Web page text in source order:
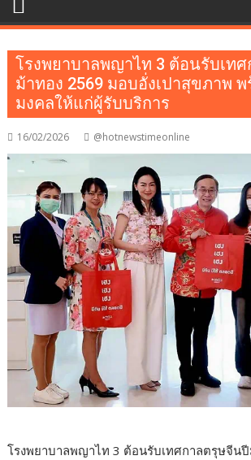
โรงพยาบาลพญาไท 3 ต้อนรับเท
ม้าทอง 2569 มอบอั่งเปาสุขภาพ
มงคลให้แก่ผู้รับบริการ
16/02/2026 @hotnewstimeonline
โรงพยาบาลพญาไท 3 ต้อนรับเทศกาลตรุษจีน